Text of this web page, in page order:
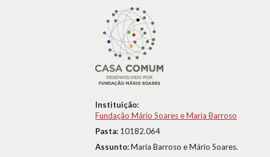
Instituição:
Fundação Mário Soares e Maria Barroso
Pasta: 10182.064
Assunto:Maria Barroso e Mário Soares.